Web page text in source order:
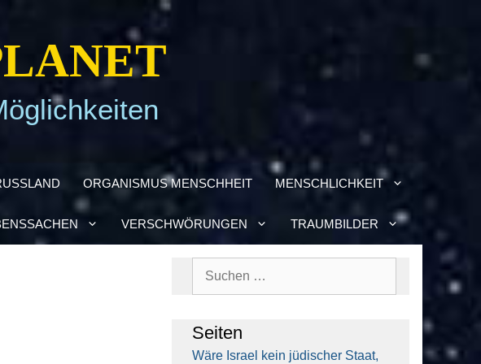
ORGA­NIS­MUS MENSCH­HEIT MENSCH­LICH­KEIT
VER­SCHWÖ­RUN­GEN TRAUM­BIL­DER
Sei­ten
Wäre Isra­el kein jüdi­scher Staat,